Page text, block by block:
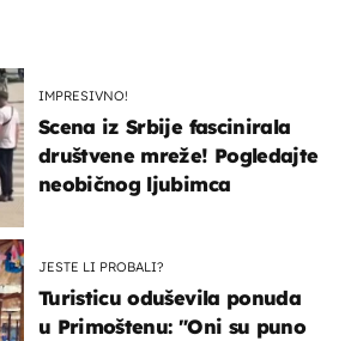
IMPRESIVNO!
Scena iz Srbije fascinirala
društvene mreže! Pogledajte
neobičnog ljubimca
JESTE LI PROBALI?
Turisticu oduševila ponuda
u Primoštenu: "Oni su puno